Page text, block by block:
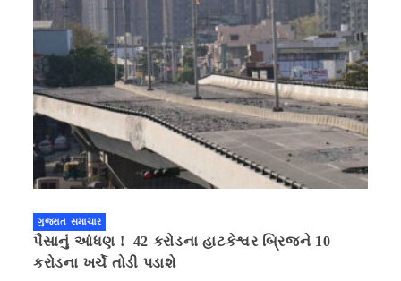
ગુજરાત સમાચાર
પૈસાનું આંધણ ! 42 કરોડના હાટકેશ્વર બ્રિજને 10
કરોડના ખર્ચે તોડી પડાશે